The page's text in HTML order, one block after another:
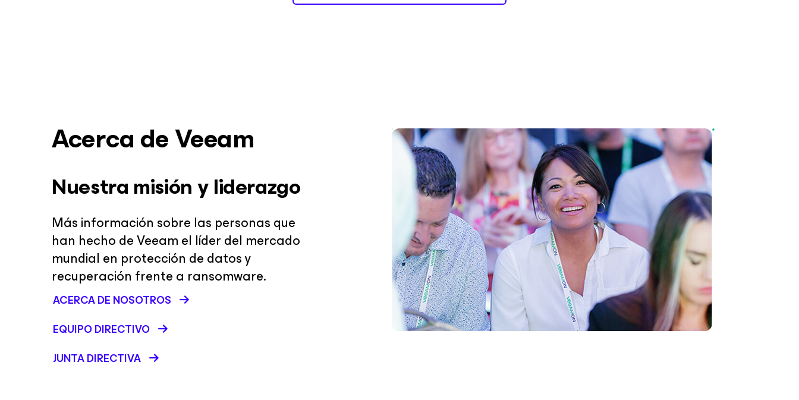
Acerca de Veeam
Nuestra misión y liderazgo
Más información sobre las personas que
han hecho de Veeam el líder del mercado
mundial en protección de datos y
recuperación frente a ransomware.
ACERCA DE NOSOTROS
EQUIPO DIRECTIVO
JUNTA DIRECTIVA